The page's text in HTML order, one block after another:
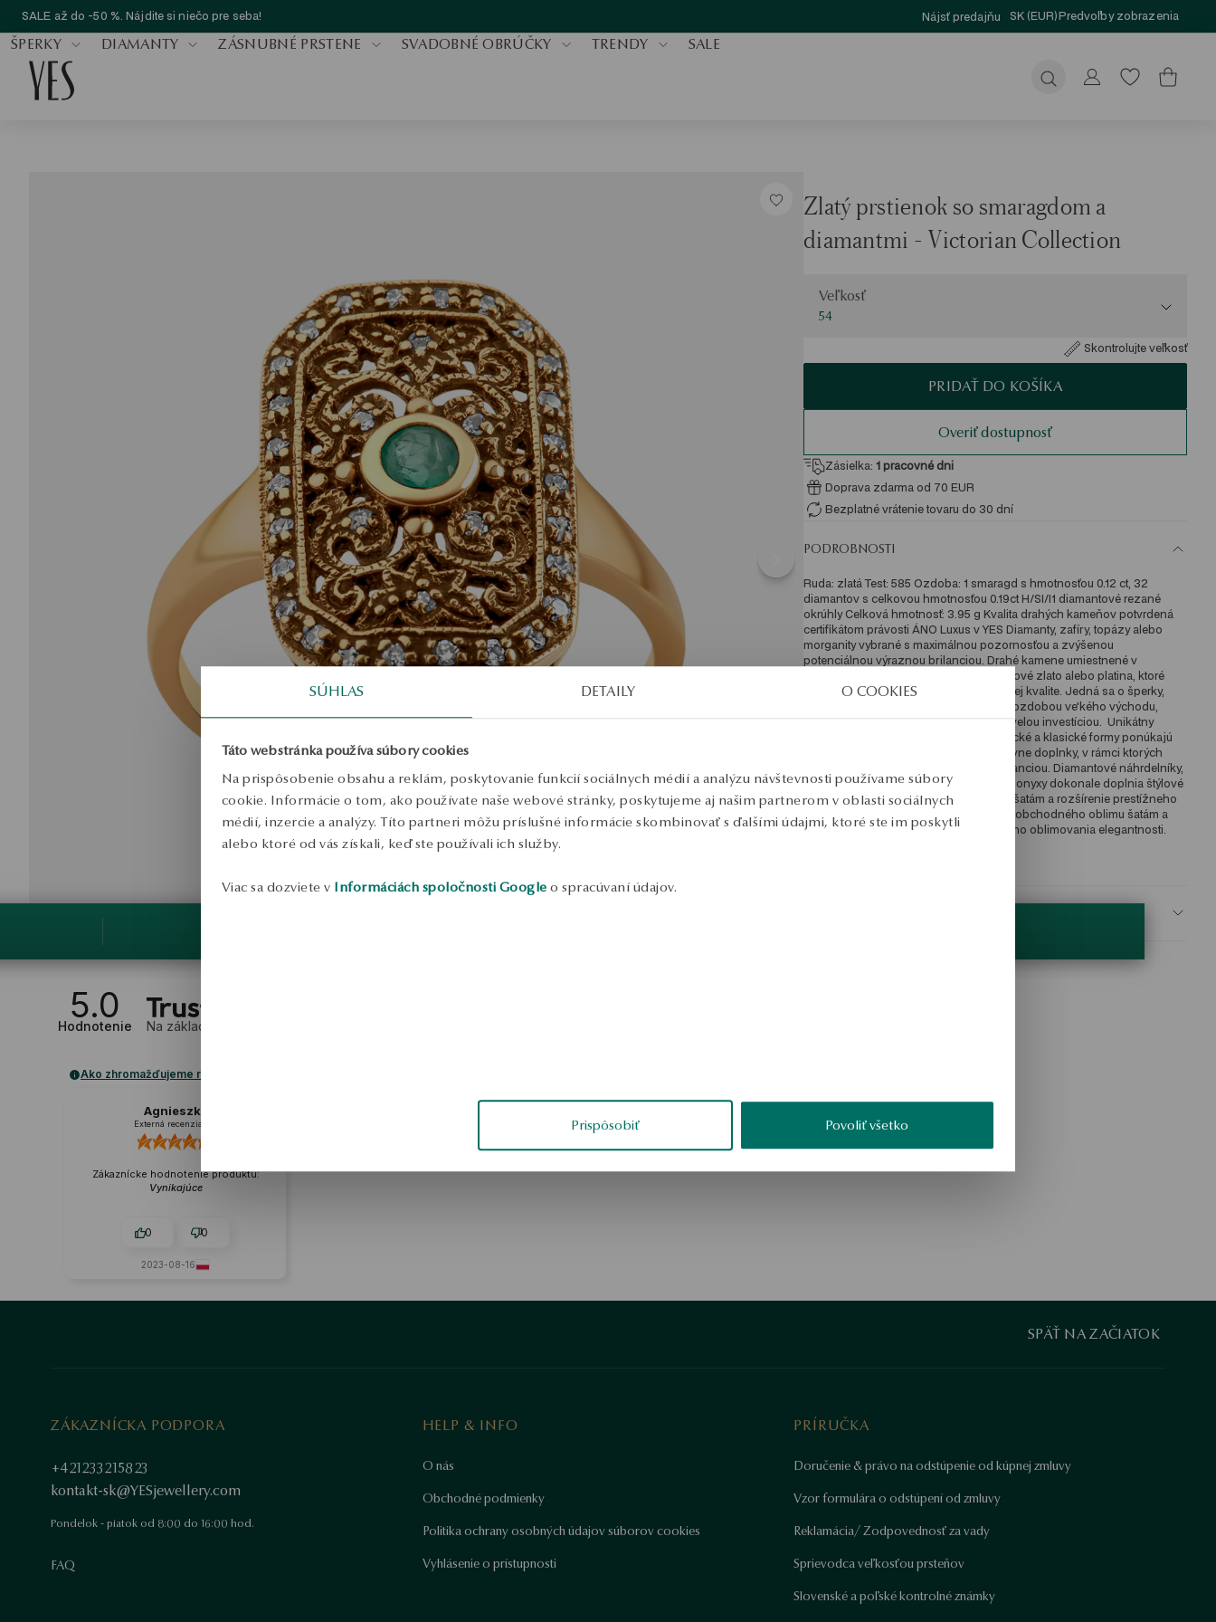
SÚHLAS DETAILY O COOKIES
Táto webstránka používa súbory cookies
Na prispôsobenie obsahu a reklám, poskytovanie funkcií sociálnych médií a analýzu návštevnosti používame súbory
cookie. Informácie o tom, ako používate naše webové stránky, poskytujeme aj našim partnerom v oblasti sociálnych
médií, inzercie a analýzy. Títo partneri môžu príslušné informácie skombinovať s ďalšími údajmi, ktoré ste im poskytli
alebo ktoré od vás získali, keď ste používali ich služby.
Viac sa dozviete v Informáciách spoločnosti Google o spracúvaní údajov.
Prispôsobiť Povoliť všetko
SALE až do -50 %. Nájdite si niečo pre seba! Nájsť predajňu SK (EUR)Predvoľby zobrazenia
ŠPERKY DIAMANTY ZÁSNUBNÉ PRSTENE SVADOBNÉ OBRÚČKY TRENDY SALE
Odoslať
Zlatý prstienok so smaragdom a
diamantmi - Victorian Collection
Veľkosť
54
Skontrolujte veľkosť
PRIDAŤ DO KOŠÍKA
Overiť dostupnosť
Zásielka: 1 pracovné dni
Doprava zdarma od 70 EUR
Bezplatné vrátenie tovaru do 30 dní
PODROBNOSTI
Ruda: zlatá Test: 585 Ozdoba: 1 smaragd s hmotnosťou 0.12 ct, 32
diamantov s celkovou hmotnosťou 0.19ct H/SI/I1 diamantové rezané
okrúhly Celková hmotnosť: 3.95 g Kvalita drahých kameňov potvrdená
certifikátom právosti ÁNO Luxus v YES Diamanty, zafíry, topázy alebo
morganity vybrané s maximálnou pozornosťou a zvýšenou
potenciálnou výraznou brilanciou. Drahé kamene umiestnené v
najkvalitnejších hlinkách: biele, žlté, ružové zlato alebo platina, ktoré
obsahujú exkluzívne doplnky v prémiovej kvalite. Jedná sa o šperky,
ktoré sú nezabudnuté nou a nezhodou ozdobou ve'kého východu,
luxusným doplnkom na každý deň a skvelou investíciou.  Unikátny
počet Elegantné šnúry perál, minimalistické a klasické formy ponúkajú
vysoké zlaté a luxusné, vysoko dekoratívne doplnky, v rámci ktorých
drahých kameňov oslú fantastickou brilanciou. Diamantové náhrdelníky,
prsteny s diamantmi, smaragdy, rubíny a onyxy dokonale doplnia štýlové
výtvory, pridávajú sublimáciu elegantný šatám a rozšírenie prestížneho
obchodného oblimovania elegantného obchodného oblimu šatám a
rozsah prestíž obchodného obchodného oblimovania elegantnosti.
5.0
Hodnotenie Na základe
Ako zhromažďujeme recenzie?
Agnieszka
Externá recenzia
Zákaznícke hodnotenie produktu:
Vynikajúce
0 0
2023-08-16
SPÄŤ NA ZAČIATOK
ZÁKAZNÍCKA PODPORA
+421233215823
kontakt-sk@YESjewellery.com
Pondelok - piatok od 8:00 do 16:00 hod.
FAQ
HELP & INFO
O nás
Obchodné podmienky
Politika ochrany osobných údajov súborov cookies
Vyhlásenie o prístupnosti
PRÍRUČKA
Doručenie & právo na odstúpenie od kúpnej zmluvy
Vzor formulára o odstúpení od zmluvy
Reklamácia/ Zodpovednosť za vady
Sprievodca veľkosťou prsteňov
Slovenské a poľské kontrolné známky